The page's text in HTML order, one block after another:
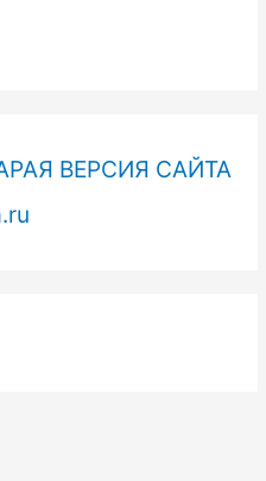
ВЕРСИЯ САЙТА